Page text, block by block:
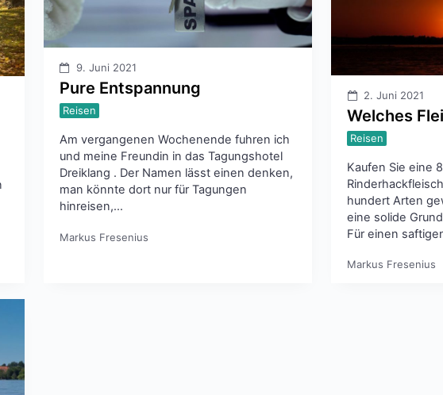
9. Juni 2021
Pure Entspannung
Reisen
Am vergangenen Wochenende fuhren ich
und meine Freundin in das Tagungshotel
Dreiklang . Der Namen lässt einen denken,
man könnte dort nur für Tagungen
hinreisen,…
Markus Fresenius
2. Juni 2021
Welches
Reisen
Kaufen Sie eine
hundert Arten
eine solide
Für einen
Markus Fresenius